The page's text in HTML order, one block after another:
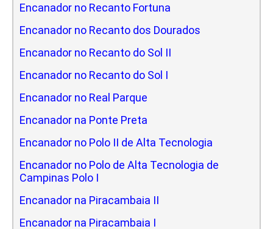
Encanador no Recanto Fortuna
Encanador no Recanto dos Dourados
Encanador no Recanto do Sol II
Encanador no Recanto do Sol I
Encanador no Real Parque
Encanador na Ponte Preta
Encanador no Polo II de Alta Tecnologia
Encanador no Polo de Alta Tecnologia de
Campinas Polo I
Encanador na Piracambaia II
Encanador na Piracambaia I